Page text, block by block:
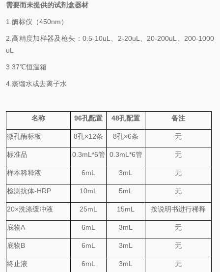
需要而未提供的试剂盒器材
1. 酶标仪（450nm）
2. 高精度加样器及枪头： 0.5-10uL 2-20uL 20-200uL
200-1000
uL
3. 37℃恒温箱
4. 蒸馏水或去离子水
名称 96孔配置 48孔配置 备注
微孔酶标板 8孔×12条 8孔×6条 无
标准品 0. 3mL*6管 0. 3mL*6管 无
样本稀释液 6mL 3mL 无
检测抗体-HRP 10mL 5mL 无
20×洗涤缓冲液 25mL 15mL 按说明书进行稀释
底物A 6mL 3mL 无
底物B 6mL 3mL 无
终止液 6mL 3mL 无